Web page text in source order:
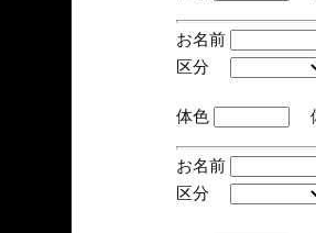
お名前
区分
(手
体色
お名前
区分
(手